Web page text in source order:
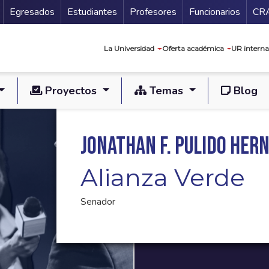
Secundario
Egresados Estudiantes Profesores Funcionarios
La Universidad Oferta académica UR
Proyectos Temas Blog
Jonathan F. Pulido
Alianza Verde
Senador